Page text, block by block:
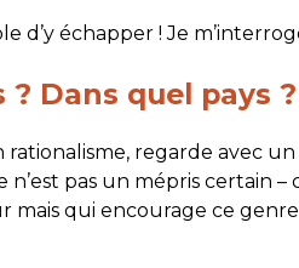
d’y échapper ! Je
Dans quel pays ?
rationalisme, regarde avec
pas un mépris certain –
mais qui encourage ce genre